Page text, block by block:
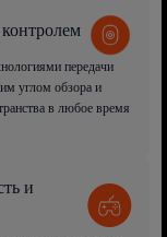
передачи
углом обзора и
в любое время
и